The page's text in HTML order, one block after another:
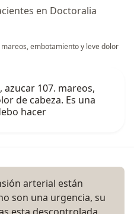
en Doctoralia
embotamiento y leve dolor
azucar 107. mareos,
de cabeza. Es una
hacer
arterial están
son una urgencia, su